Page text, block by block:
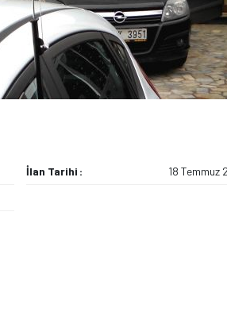
İlan Tarihi
18 Temmuz